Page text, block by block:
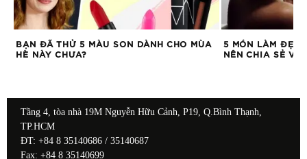
BẠN ĐÃ THỬ 5 MÀU SON DÀNH CHO MÙA
HÈ NÀY CHƯA?
5 MÓN LÀM ĐẸP
NÊN CHIA SẺ
Tầng 4, tòa nhà 19M Nguyễn Hữu Cảnh, P19, Q.Bình Thạnh,
TP.HCM
ĐT: +84 8 35140686 / 35140687
Fax: +84 8 35140699